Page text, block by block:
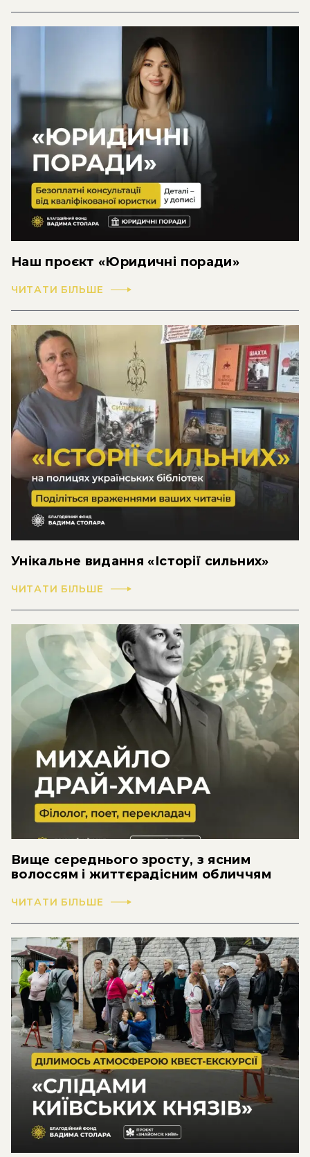
Наш проєкт «Юридичні поради»
ЧИТАТИ БІЛЬШЕ
Унікальне видання «Історії сильних»
ЧИТАТИ БІЛЬШЕ
Вище середнього зросту, з ясним
волоссям і життєрадісним обличчям
ЧИТАТИ БІЛЬШЕ